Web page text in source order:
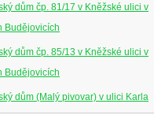
dům čp. 81/17 v Kněžské ulici v
Budějovicích
dům čp. 85/13 v Kněžské ulici v
Budějovicích
dům (Malý pivovar) v ulici Karla